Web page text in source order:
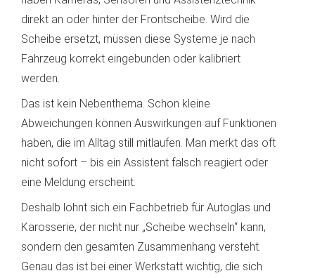
direkt an oder hinter der Frontscheibe. Wird die
Scheibe ersetzt, müssen diese Systeme je nach
Fahrzeug korrekt eingebunden oder kalibriert
werden.
Das ist kein Nebenthema. Schon kleine
Abweichungen können Auswirkungen auf Funktionen
haben, die im Alltag still mitlaufen. Man merkt das oft
nicht sofort – bis ein Assistent falsch reagiert oder
eine Meldung erscheint.
Deshalb lohnt sich ein Fachbetrieb für Autoglas und
Karosserie, der nicht nur „Scheibe wechseln“ kann,
sondern den gesamten Zusammenhang versteht.
Genau das ist bei einer Werkstatt wichtig, die sich